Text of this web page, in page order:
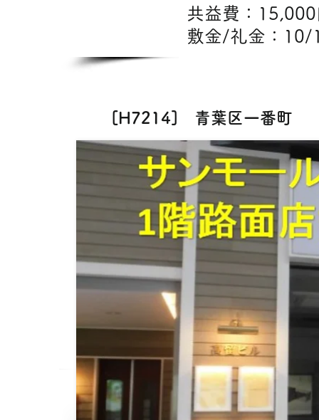
共益費：
敷金/礼金：10/
[H7214] 青葉区一番町